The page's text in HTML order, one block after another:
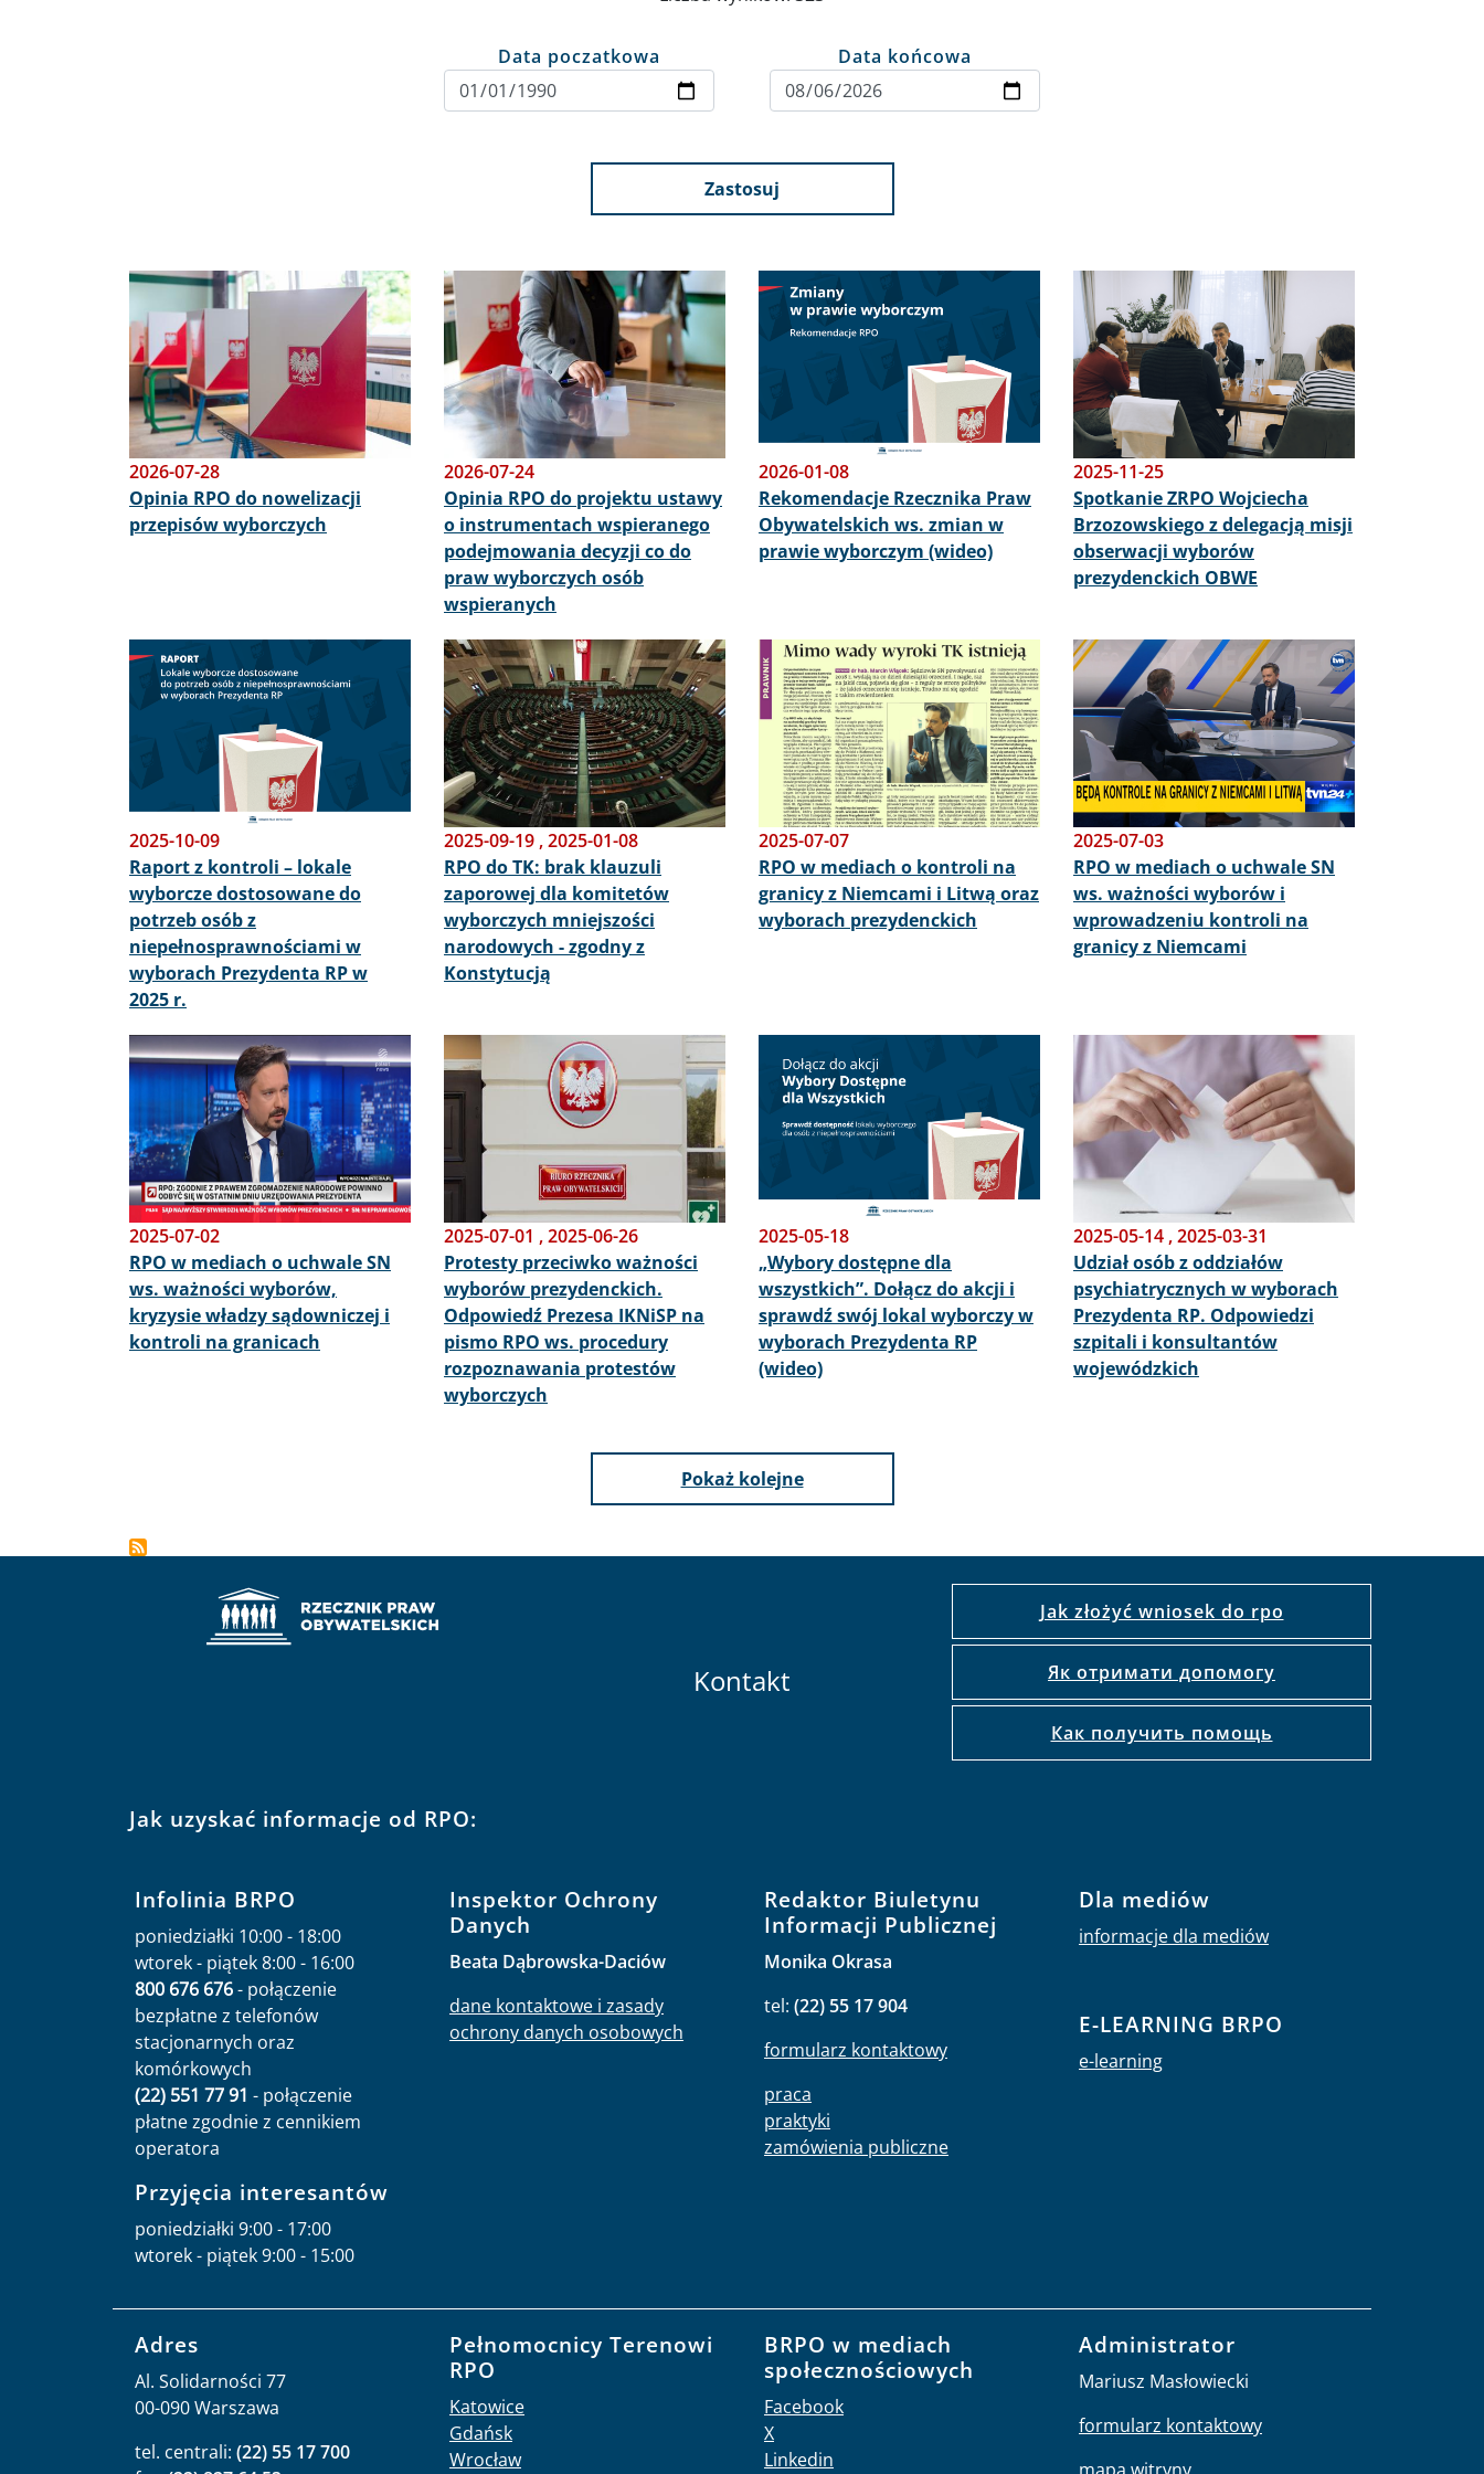
Data poczatkowa Data końcowa
Zastosuj
Obraz
2026-07-28
Opinia RPO do nowelizacji
przepisów wyborczych
Obraz
2026-07-24
Opinia RPO do projektu ustawy
o instrumentach wspieranego
podejmowania decyzji co do
praw wyborczych osób
wspieranych
Obraz
2026-01-08
Rekomendacje Rzecznika Praw
Obywatelskich ws. zmian w
prawie wyborczym (wideo)
Obraz
2025-11-25
Spotkanie ZRPO Wojciecha
Brzozowskiego z delegacją misji
obserwacji wyborów
prezydenckich OBWE
Obraz
2025-10-09
Raport z kontroli – lokale
wyborcze dostosowane do
potrzeb osób z
niepełnosprawnościami w
wyborach Prezydenta RP w
2025 r.
Obraz
2025-09-19 ,2025-01-08
RPO do TK: brak klauzuli
zaporowej dla komitetów
wyborczych mniejszości
narodowych - zgodny z
Konstytucją
Obraz
2025-07-07
RPO w mediach o kontroli na
granicy z Niemcami i Litwą oraz
wyborach prezydenckich
Obraz
2025-07-03
RPO w mediach o uchwale SN
ws. ważności wyborów i
wprowadzeniu kontroli na
granicy z Niemcami
Obraz
2025-07-02
RPO w mediach o uchwale SN
ws. ważności wyborów,
kryzysie władzy sądowniczej i
kontroli na granicach
Obraz
2025-07-01 ,2025-06-26
Protesty przeciwko ważności
wyborów prezydenckich.
Odpowiedź Prezesa IKNiSP na
pismo RPO ws. procedury
rozpoznawania protestów
wyborczych
2025-05-18
„Wybory dostępne dla
wszystkich”. Dołącz do akcji i
sprawdź swój lokal wyborczy w
wyborach Prezydenta RP
(wideo)
Obraz
2025-05-14 ,2025-03-31
Udział osób z oddziałów
psychiatrycznych w wyborach
Prezydenta RP. Odpowiedzi
szpitali i konsultantów
wojewódzkich
Pokaż kolejne
Kontakt
Jak złożyć wniosek do rpo
Як отримати допомогу
Как получить помощь
Jak uzyskać informacje od RPO:
Infolinia BRPO
poniedziałki 10:00 - 18:00
wtorek - piątek 8:00 - 16:00
800 676 676- połączenie
bezpłatne z telefonów
stacjonarnych oraz
komórkowych
(22) 551 77 91 - połączenie
płatne zgodnie z cennikiem
operatora
Przyjęcia interesantów
poniedziałki 9:00 - 17:00
wtorek - piątek 9:00 - 15:00
Inspektor Ochrony
Danych
Beata Dąbrowska-Daciów
dane kontaktowe i zasady
ochrony danych osobowych
Redaktor Biuletynu
Informacji Publicznej
Monika Okrasa
tel: (22) 55 17 904
formularz kontaktowy
praca
praktyki
zamówienia publiczne
Dla mediów
informacje dla mediów
E-LEARNING BRPO
e-learning
Adres
Al. Solidarności 77
00-090 Warszawa
tel. centrali: (22) 55 17 700
Pełnomocnicy Terenowi
RPO
Katowice
Gdańsk
Wrocław
BRPO w mediach
społecznościowych
Facebook
X
Linkedin
Administrator
Mariusz Masłowiecki
formularz kontaktowy